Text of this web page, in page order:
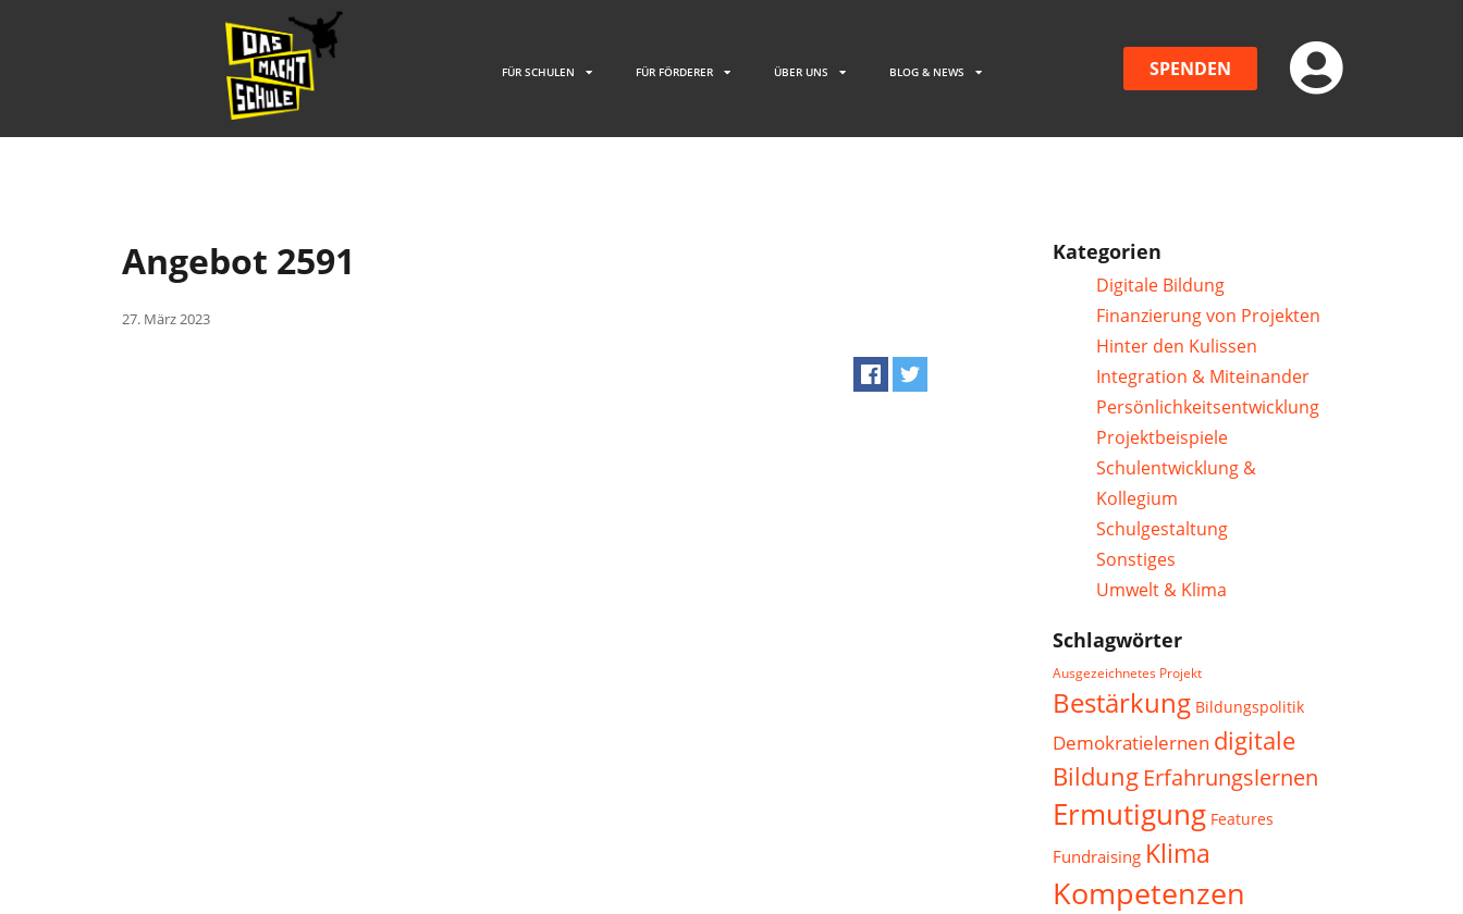
FÜR SCHULEN FÜR FÖRDERER ÜBER UNS BLOG & NEWS SPENDEN
Angebot 2591
27. März 2023
Kategorien
Digitale Bildung
Finanzierung von Projekten
Hinter den Kulissen
Integration & Miteinander
Persönlichkeitsentwicklung
Projektbeispiele
Schulentwicklung &
Kollegium
Schulgestaltung
Sonstiges
Umwelt & Klima
Schlagwörter
Ausgezeichnetes Projekt
Bestärkung Bildungspolitik
Demokratielernen digitale
Bildung Erfahrungslernen
Ermutigung Features
Fundraising Klima
Kompetenzen